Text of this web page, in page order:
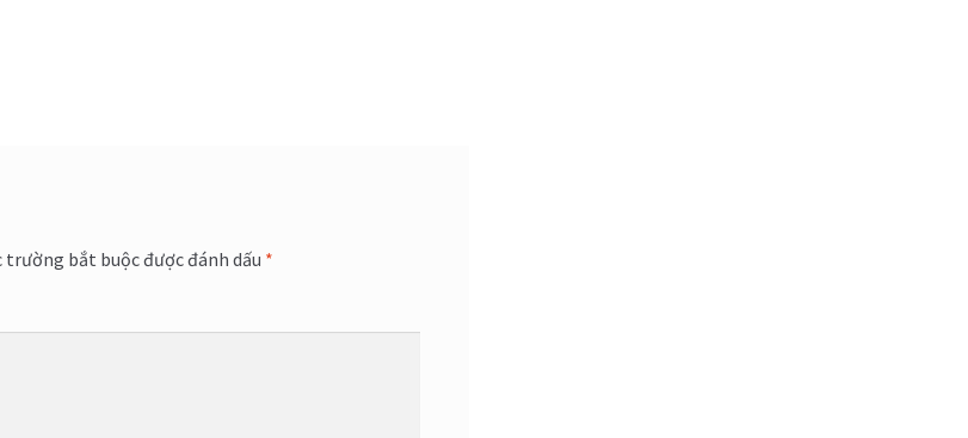
trường bắt buộc được đánh dấu *